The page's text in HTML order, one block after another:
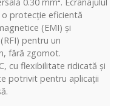
protecție eficientă
(EMI) și
pentru un
fără zgomot.
cu flexibilitate ridicată și
potrivit pentru aplicații